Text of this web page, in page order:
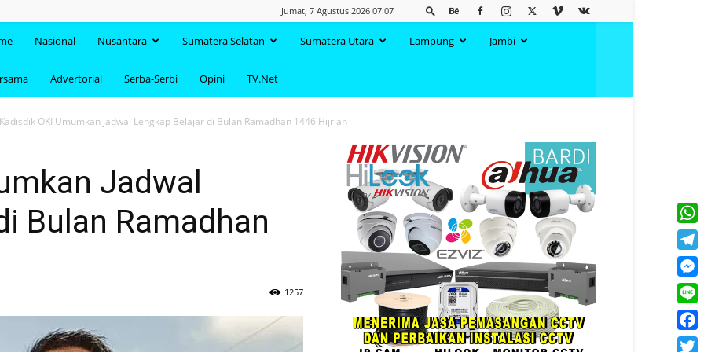
Jumat, 7 Agustus 2026 07:07
Nasional Nusantara Sumatera Selatan Sumatera Utara Lampung Jambi
Advertorial Serba-Serbi Opini TV.Net
Kadisdik OKI Umumkan Jadwal Lengkap Belajar di Bulan Ramadhan 1446 Hijriah
Jadwal
Bulan Ramadhan
1257
Line